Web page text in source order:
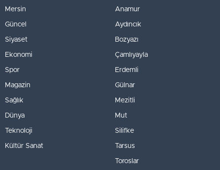
Mersin
Güncel
Siyaset
Ekonomi
Spor
Magazin
Sağlık
Dünya
Teknoloji
Kültür Sanat
Anamur
Aydıncık
Bozyazı
Çamlıyayla
Erdemli
Gülnar
Mezitli
Mut
Silifke
Tarsus
Toroslar